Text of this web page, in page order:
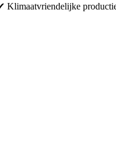
Klimaatvriendelijke